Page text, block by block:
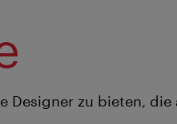
Designer zu bieten, die